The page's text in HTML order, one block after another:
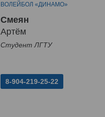
ВОЛЕЙБОЛ «ДИНАМО»
Смеян
Артём
Студент ЛГТУ
8-904-219-25-22